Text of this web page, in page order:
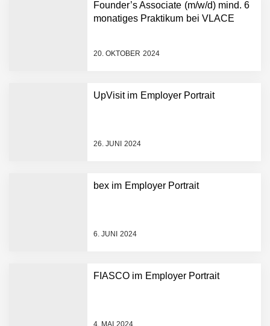
Founder’s Associate (m/w/d) mind. 6
monatiges Praktikum bei VLACE
20. OKTOBER 2024
UpVisit im Employer Portrait
26. JUNI 2024
bex im Employer Portrait
6. JUNI 2024
FIASCO im Employer Portrait
NEURA Robotics gibt
Dollar bekannt, um den
Plattform zu beschleunigen
NEURA Robotics und
AI breit auszurollen
Humanoider Roboter bringt
Hightech ins Stadion
FiniteNow ermöglicht
Entwicklungsprozesse